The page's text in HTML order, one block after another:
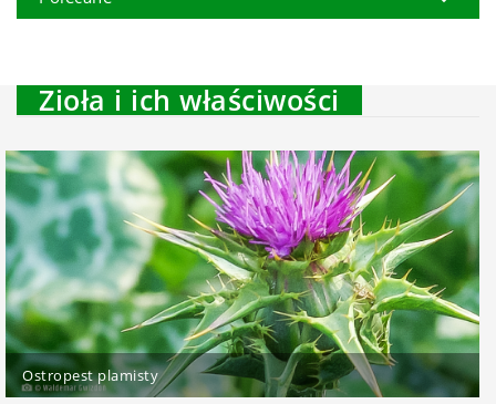
Zioła i ich właściwości
Ostropest plamisty